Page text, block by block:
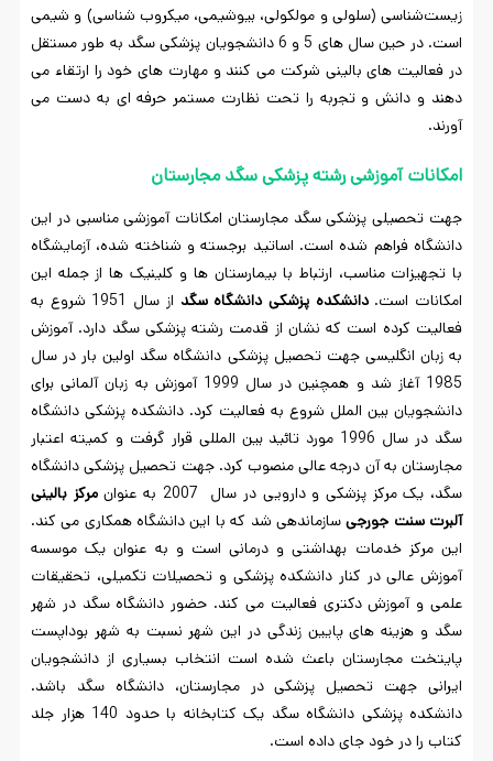
زیست‌شناسی (سلولی و مولکولی، بیوشیمی، میکروب شناسی) و شیمی
است. در حین سال های 5 و 6 دانشجویان پزشکی سگد به طور مستقل
در فعالیت های بالینی شرکت می کنند و مهارت های خود را ارتقاء می
دهند و دانش و تجربه را تحت نظارت مستمر حرفه ای به دست می
آورند.
امکانات آموزشی رشته پزشکی سگد مجارستان
جهت تحصیلی پزشکی سگد مجارستان امکانات آموزشی مناسبی در این
دانشگاه فراهم شده است. اساتید برجسته و شناخته شده، آزمایشگاه
با تجهیزات مناسب، ارتباط با بیمارستان ها و کلینیک ها از جمله این
امکانات است.دانشکده پزشکی دانشگاه سگد
از سال 1951 شروع به
فعالیت کرده است که نشان از قدمت رشته پزشکی سگد دارد. آموزش
به زبان انگلیسی جهت تحصیل پزشکی دانشگاه سگد اولین بار در سال
1985 آغاز شد و همچنین در سال 1999 آموزش به زبان آلمانی برای
دانشجویان بین الملل شروع به فعالیت کرد. دانشکده پزشکی دانشگاه
سگد در سال 1996 مورد تائید بین المللی قرار گرفت و کمیته اعتبار
مجارستان به آن درجه عالی منصوب کرد. جهت تحصیل پزشکی دانشگاه
سگد، یک مرکز پزشکی و دارویی در سال 2007 به عنوان
مرکز بالینی
آلبرت سنت جورجیسازماندهی شد که با این دانشگاه همکاری می کند.
این مرکز خدمات بهداشتی و درمانی است و به عنوان یک موسسه
آموزش عالی در کنار دانشکده پزشکی و تحصیلات تکمیلی، تحقیقات
علمی و آموزش دکتری فعالیت می کند. حضور دانشگاه سگد در شهر
سگد و هزینه های پایین زندگی در این شهر نسبت به شهر بوداپست
پایتخت مجارستان باعث شده است انتخاب بسیاری از دانشجویان
ایرانی جهت تحصیل پزشکی در مجارستان، دانشگاه سگد باشد.
دانشکده پزشکی دانشگاه سگد یک کتابخانه با حدود 140 هزار جلد
کتاب را در خود جای داده است.